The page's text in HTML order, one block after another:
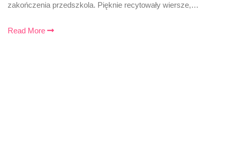
zakończenia przedszkola. Pięknie recytowały wiersze,…
Read More